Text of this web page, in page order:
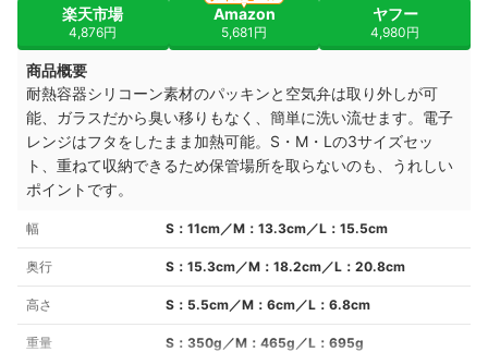
楽天市場
4,876円
Amazon
5,681円
ヤフー
4,980円
商品概要
耐熱容器シリコーン素材のパッキンと空気弁は取り外しが可
能、ガラスだから臭い移りもなく、簡単に洗い流せます。電子
レンジはフタをしたまま加熱可能。 S・M・Lの3サイズセッ
ト、重ねて収納できるため保管場所を取らないのも、うれしい
ポイントです。
幅 S：11cm／M：13.3cm／L：15.5cm
奥行 S：15.3cm／M：18.2cm／L：20.8cm
高さ S：5.5cm／M：6cm／L：6.8cm
重量 S：350g／M：465g／L：695g